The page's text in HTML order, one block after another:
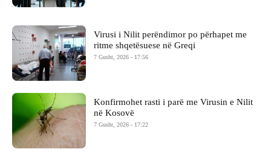
Virusi i Nilit perëndimor po përhapet me
ritme shqetësuese në Greqi
7 Gusht, 2026 - 17:56
Konfirmohet rasti i parë me Virusin e Nilit
në Kosovë
7 Gusht, 2026 - 17:22